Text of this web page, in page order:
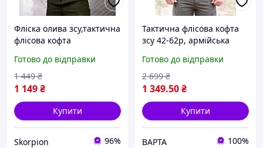
Фліска олива зсу,тактична
флісова кофта
олива ЗСУ,чоловіча
армійська фліска олива з
капюшоном
Готово до відправки
1 149₴
1 449 ₴
Купити
Skorpion 96%
Тактична флісова кофта
зсу 42-62р, армійська
тепла військова фліска
олива
Готово до відправки
1 349.50₴
2 699 ₴
Купити
ВАРТА 100%